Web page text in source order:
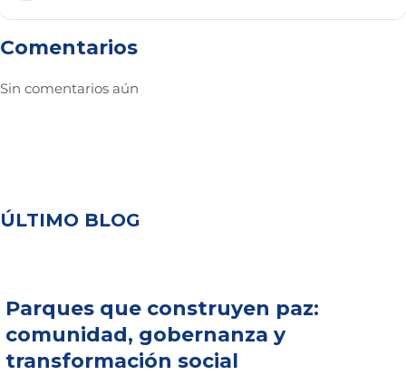
Comentarios
Sin comentarios aún
ÚLTIMO BLOG
Parques que construyen paz:
comunidad, gobernanza y
transformación social